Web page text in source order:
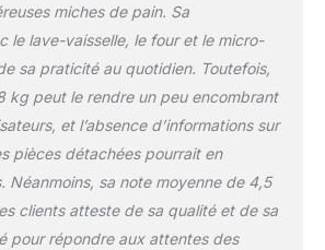
miches de pain. Sa
le lave-vaisselle, le four et le micro-
sa praticité au quotidien. Toutefois,
kg peut le rendre un peu encombrant
et l’absence d’informations sur
pièces détachées pourrait en
Néanmoins, sa note moyenne de 4,5
clients atteste de sa qualité et de sa
pour répondre aux attentes des